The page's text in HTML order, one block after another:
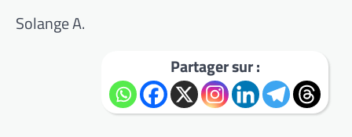
Solange A.
Partager sur :